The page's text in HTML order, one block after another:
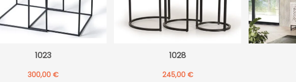
1023
300,00€
1028
245,00 €